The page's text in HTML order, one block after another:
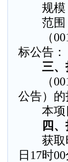
规模：
范围：
（001
标公告：
三、
（001
公告）
本项目
四、
获取时
日17时